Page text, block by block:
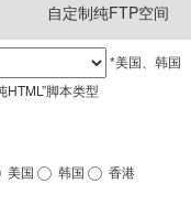
自定制纯FTP空间
*美国、韩国
脚本类型
美国 韩国 香港